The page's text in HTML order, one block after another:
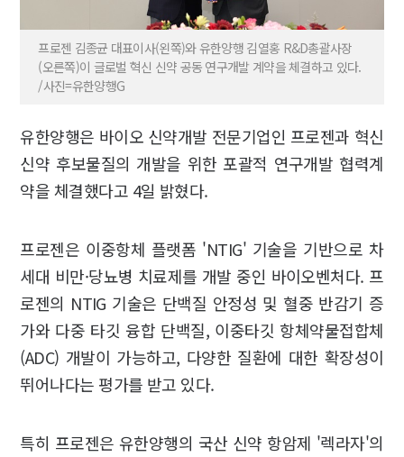
프로젠 김종균 대표이사(왼쪽)와 유한양행 김열홍 R&D총괄사장
(오른쪽)이 글로벌 혁신 신약 공동 연구개발 계약을 체결하고 있다.
/사진=유한양행G
유한양행은 바이오 신약개발 전문기업인 프로젠과 혁신
신약 후보물질의 개발을 위한 포괄적 연구개발 협력계
약을 체결했다고 4일 밝혔다.
프로젠은 이중항체 플랫폼 'NTIG' 기술을 기반으로 차
세대 비만·당뇨병 치료제를 개발 중인 바이오벤처다. 프
로젠의 NTIG 기술은 단백질 안정성 및 혈중 반감기 증
가와 다중 타깃 융합 단백질, 이중타깃 항체약물접합체
(ADC) 개발이 가능하고, 다양한 질환에 대한 확장성이
뛰어나다는 평가를 받고 있다.
특히 프로젠은 유한양행의 국산 신약 항암제 '렉라자'의